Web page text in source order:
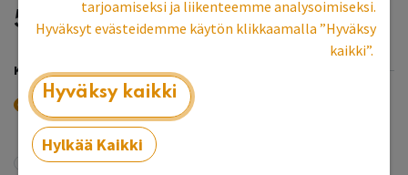
572,91€
KOKO
100x35x95 80x35x95
115x35x95 + 115,00
tarjoamiseksi ja liikenteemme analysoimiseksi.
Hyväksyt evästeidemme käytön klikkaamalla ”Hyväksy
kaikki”.
Hyväksy kaikki
Hylkää Kaikki